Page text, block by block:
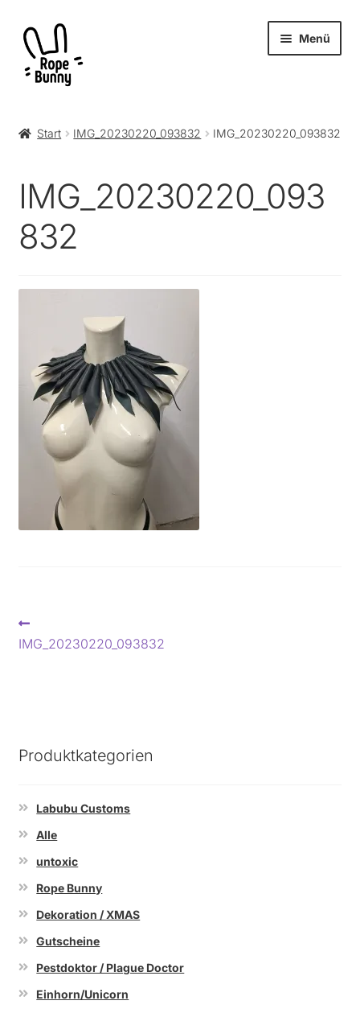
Zur
Navigation
springen
Zum
Inhalt
springen
Menü
öffnen
Museum
Journal
Start IMG_20230220_093832 IMG_20230220_093832
IMG_20230220_093
832
Beitragsnavigation
Beitrag:
IMG_20230220_093832
Produktkategorien
Labubu Customs
Alle
untoxic
Rope Bunny
Dekoration / XMAS
Gutscheine
Pestdoktor / Plague Doctor
Einhorn/Unicorn